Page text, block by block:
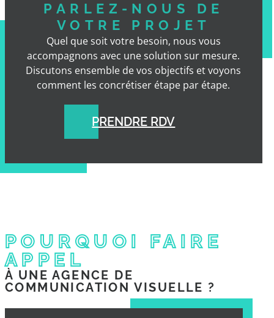
PARLEZ-NOUS DE
VOTRE PROJET
Quel que soit votre besoin, nous vous
accompagnons avec une solution sur mesure.
Discutons ensemble de vos objectifs et voyons
comment les concrétiser étape par étape.
PRENDRE RDV
POURQUOI FAIRE
APPEL
À UNE AGENCE DE
COMMUNICATION VISUELLE ?